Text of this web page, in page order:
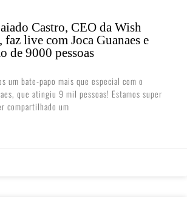
Castro, CEO da Wish
live com Joca Guanaes e
de 9000 pessoas
um bate-papo mais que especial com o
que atingiu 9 mil pessoas! Estamos super
compartilhado um